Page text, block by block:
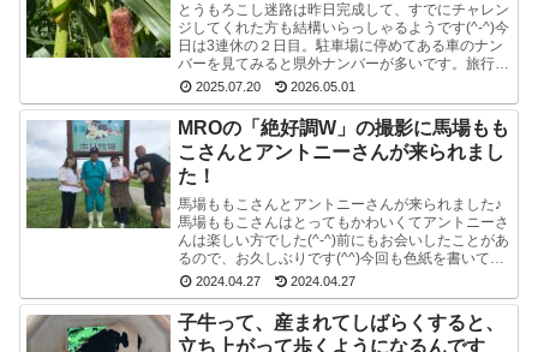
とうもろこし迷路は昨日完成して、すでにチャレン
ジしてくれた方も結構いらっしゃるようです(^-^)今
日は3連休の２日目。駐車場に停めてある車のナン
バーを見てみると県外ナンバーが多いです。旅行と
か帰省ですかね(^^)みんな楽しそうで良かったで
す...
2025.07.20 2026.05.01
MROの「絶好調W」の撮影に馬場もも
こさんとアントニーさんが来られまし
た！
馬場ももこさんとアントニーさんが来られました♪
馬場ももこさんはとってもかわいくてアントニーさ
んは楽しい方でした(^-^)前にもお会いしたことがあ
るので、お久しぶりです(^^)今回も色紙を書いて戴
いたので、夢ミルク館に来られた時には、ぜひ、
ご...
2024.04.27 2024.04.27
子牛って、産まれてしばらくすると、
立ち上がって歩くようになるんです